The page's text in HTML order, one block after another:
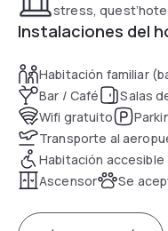
stress,
Instalaciones del
Habitación familiar
Bar / Café
Salas
Wifi gratuito
Transporte al
Habitación
Ascensor
Se